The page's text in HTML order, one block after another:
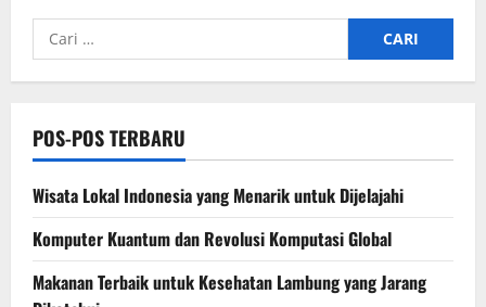
Cari
untuk:
POS-POS TERBARU
Wisata Lokal Indonesia yang Menarik untuk Dijelajahi
Komputer Kuantum dan Revolusi Komputasi Global
Makanan Terbaik untuk Kesehatan Lambung yang Jarang